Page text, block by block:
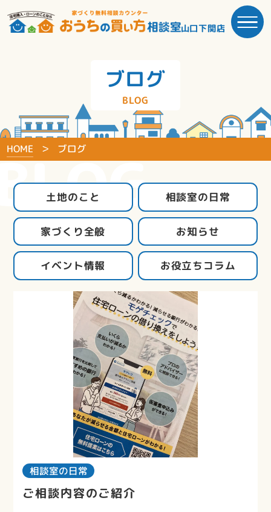
山口下関店
ブログ
BLOG
HOME ブログ
土地のこと 相談室の日常
家づくり全般 お知らせ
イベント情報 お役立ちコラム
相談室の日常
ご相談内容のご紹介